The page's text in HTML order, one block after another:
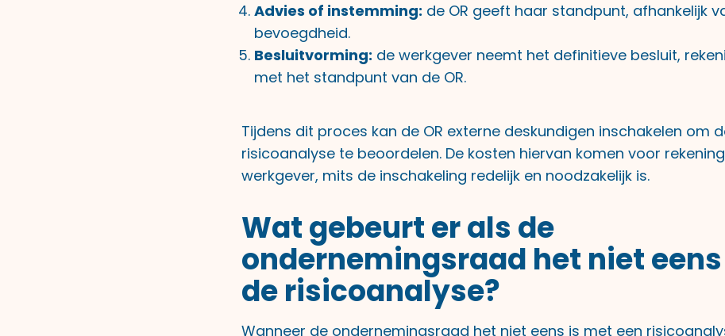
Advies of instemming: de OR geeft haar standpunt, afhankelijk
bevoegdheid.
Besluitvorming: de werkgever neemt het definitieve besluit,
met het standpunt van de OR.
Tijdens dit proces kan de OR externe deskundigen inschakelen om
risicoanalyse te beoordelen. De kosten hiervan komen voor
werkgever, mits de inschakeling redelijk en noodzakelijk is.
Wat gebeurt er als de
ondernemingsraad het niet
de risicoanalyse?
Wanneer de ondernemingsraad het niet eens is met een